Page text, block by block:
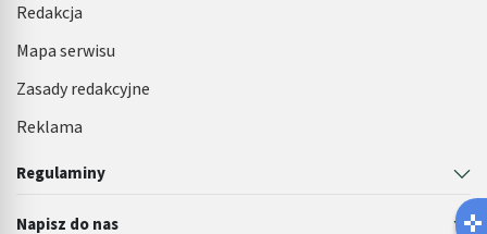
Regulaminy
Napisz do nas
Redakcja
Mapa serwisu
Zasady redakcyjne
Reklama